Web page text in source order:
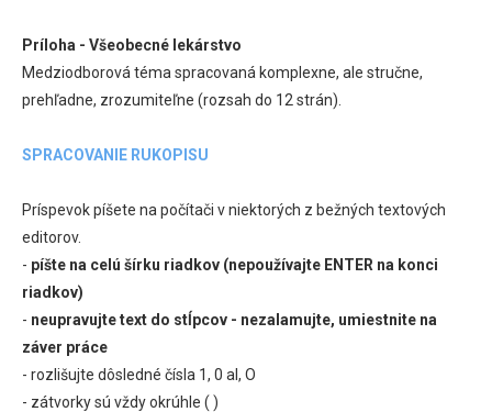
Príloha - Všeobecné lekárstvo
Medziodborová téma spracovaná komplexne, ale stručne,
prehľadne, zrozumiteľne (rozsah do 12 strán).
SPRACOVANIE RUKOPISU
Príspevok píšete na počítači v niektorých z bežných textových
editorov.
- píšte na celú šírku riadkov (nepoužívajte ENTER na konci
riadkov)
- neupravujte text do stĺpcov - nezalamujte, umiestnite na
záver práce
- rozlišujte dôsledné čísla 1, 0 al, O
- zátvorky sú vždy okrúhle ( )